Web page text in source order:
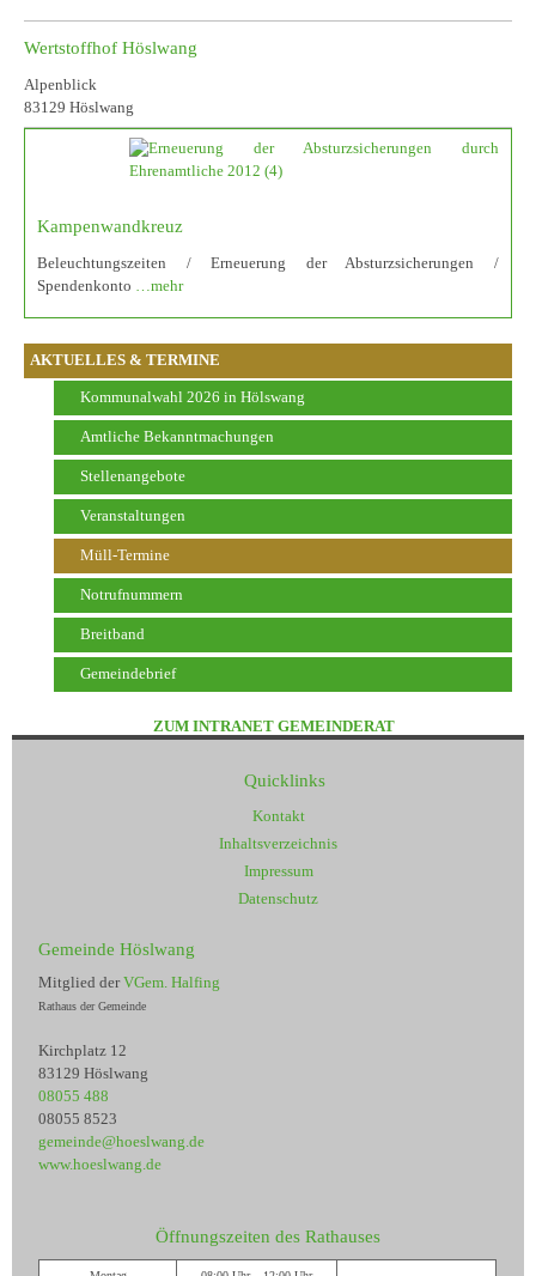
AKTUELLES & TERMINE
Kommunalwahl 2026 in Hölswang
Amtliche Bekanntmachungen
Stellenangebote
Veranstaltungen
Müll-Termine
Notrufnummern
Breitband
Gemeindebrief
Wertstoffhof Höslwang
Alpenblick
83129 Höslwang
Kampenwandkreuz
Beleuchtungszeiten / Erneuerung der Absturzsicherungen /
Spendenkonto …mehr
ZUM INTRANET GEMEINDERAT
Quicklinks
Kontakt
Inhaltsverzeichnis
Impressum
Datenschutz
Gemeinde Höslwang
Mitglied derVGem. Halfing
Rathaus der Gemeinde
Kirchplatz 12
83129 Höslwang
08055 488
08055 8523
gemeinde@hoeslwang.de
www.hoeslwang.de
Öffnungszeiten des Rathauses